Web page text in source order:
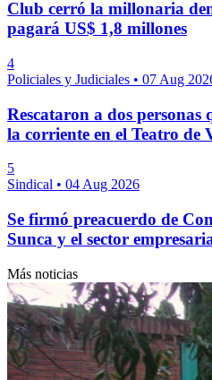
Club cerró la millonaria
pagará US$ 1,8 millones
4
Policiales y Judiciales • 07 Aug
Rescataron a dos
la corriente en el Teatro de
5
Sindical • 04 Aug 2026
Se firmó preacuerdo de
Sunca y el sector
Más noticias